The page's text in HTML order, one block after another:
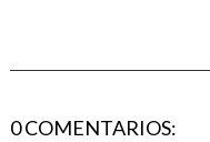
0 COMENTARIOS: